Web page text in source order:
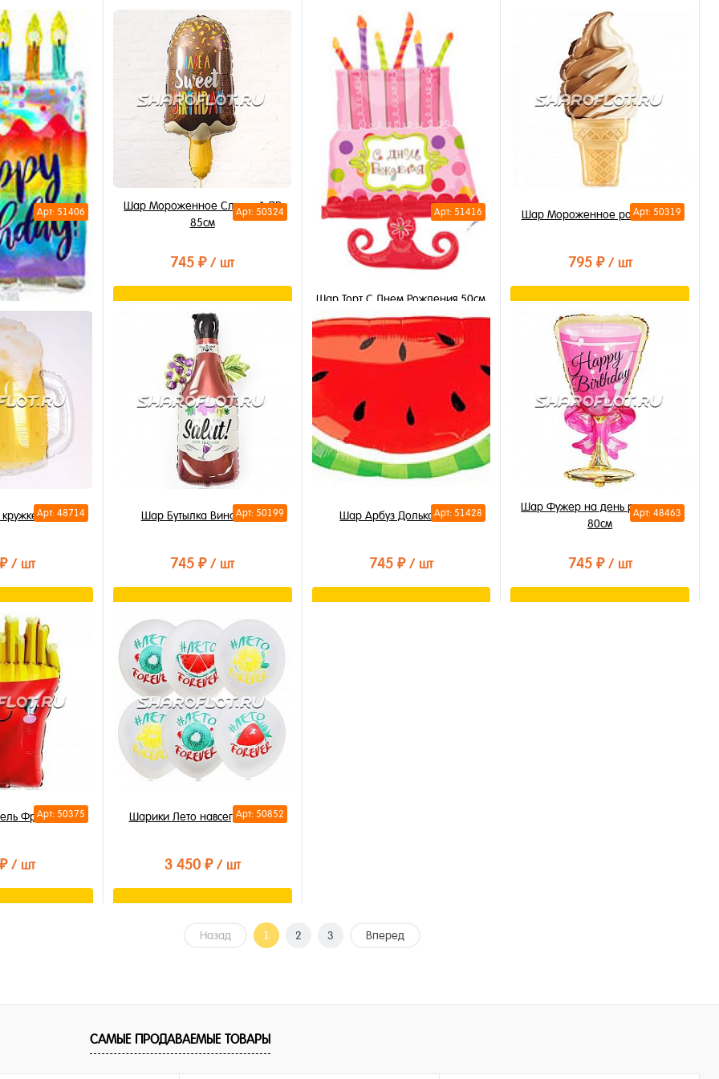
В корзину
Купить в 1 клик
В избранное
В наличии
В корзину
Купить в 1 клик
В избранное
В наличии
В корзину
Купить в 1 клик
В избранное
В наличии
Арт: 51406
70см
/ шт
Арт: 50324
Шар Мороженное Сладкий ДР
85см
745 ₽/ шт
В корзину
Купить в 1 клик
В избранное
В наличии
Арт: 51416
Шар Торт С Днем Рождения 50см
795 ₽ / шт
Купить в 1 клик
В избранное
В наличии
Арт: 50319
Шар Мороженное рожок 75см
795 ₽ / шт
В корзину
Купить в 1 клик
В избранное
В наличии
Арт: 48714
55см
/ шт
Арт: 50199
Шар Бутылка Вина 80см
745 ₽/ шт
Купить в 1 клик
В избранное
В наличии
Арт: 51428
Шар Арбуз Долька 80см
745 ₽ / шт
Арт: 48463
Шар Фужер на день рождения
80см
745 ₽ / шт
Арт: 50375
Фри 65см
/ шт
Арт: 50852
Шарики Лето навсегда, 30см
3 450 ₽ / шт
Назад 1 2 3 Вперед
САМЫЕ ПРОДАВАЕМЫЕ ТОВАРЫ